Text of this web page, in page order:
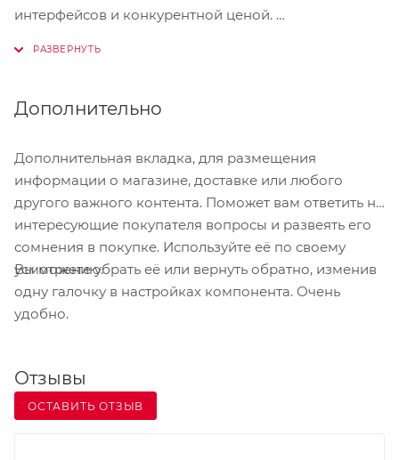
интерфейсов и конкурентной ценой.
логистики и розничной торговли.
печати QR кода, распознавание рукописных
шрифтов, скорость печати до 260 мм/с,
подключение по трем интерфейсам: USB, RS-232,
Дополнительно
Дополнительная вкладка, для размещения
информации о магазине, доставке или любого
другого важного контента. Поможет вам ответить на
интересующие покупателя вопросы и развеять его
сомнения в покупке. Используйте её по своему
усмотрению.
Вы можете убрать её или вернуть обратно, изменив
одну галочку в настройках компонента. Очень
удобно.
Отзывы
ОСТАВИТЬ ОТЗЫВ